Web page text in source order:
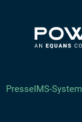
PresseIMS-System